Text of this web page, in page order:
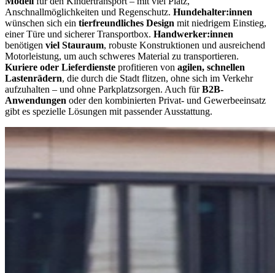
Anschnallmöglichkeiten und Regenschutz. Hundehalter:innen
wünschen sich ein tierfreundliches Design mit niedrigem Einstieg,
einer Türe und sicherer Transportbox. Handwerker:innen
benötigen viel Stauraum, robuste Konstruktionen und ausreichend
Motorleistung, um auch schweres Material zu transportieren.
Kuriere oder Lieferdienste profitieren von agilen, schnellen
Lastenrädern, die durch die Stadt flitzen, ohne sich im Verkehr
aufzuhalten – und ohne Parkplatzsorgen. Auch fürB2B-
Anwendungen oder den kombinierten Privat- und Gewerbeeinsatz
gibt es spezielle Lösungen mit passender Ausstattung.